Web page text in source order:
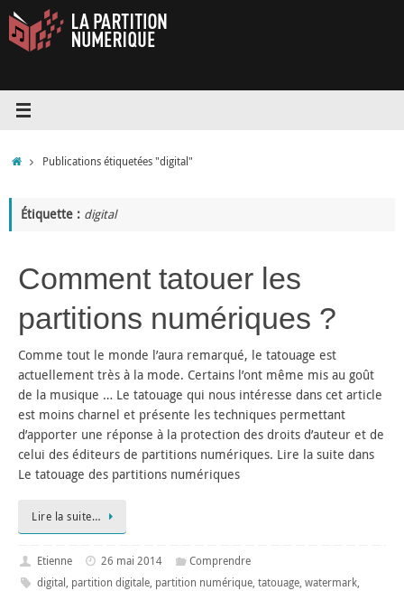
Passer
contenu
AccueilPublications étiquetées "digital"
Étiquette : digital
Comment tatouer les
partitions numériques ?
Comme tout le monde l’aura remarqué, le tatouage est
actuellement très à la mode. Certains l’ont même mis au goût
de la musique … Le tatouage qui nous intéresse dans cet article
est moins charnel et présente les techniques permettant
d’apporter une réponse à la protection des droits d’auteur et de
celui des éditeurs de partitions numériques. Lire la suite dans
Le tatouage des partitions numériques
Lire la suite…
Etienne 26 mai 2014
Comprendre
digital, partition digitale, partition numérique, tatouage, watermark,